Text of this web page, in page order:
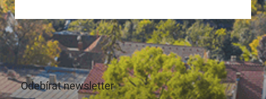
Odebírat newsletter